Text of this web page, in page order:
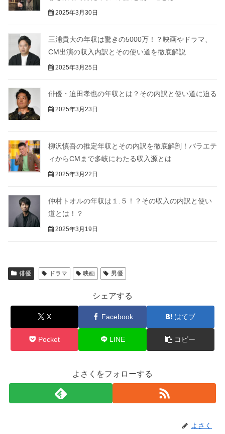
2025年3月30日
三浦貴大の年収は驚きの5000万！？映画やドラマ、
CM出演の収入内訳とその使い道を徹底解説
2025年3月25日
俳優・迫田孝也の年収とは？その内訳と使い道に迫る
2025年3月23日
柳沢慎吾の推定年収とその内訳を徹底解剖！バラエテ
ィからCMまで多岐にわたる収入源とは
2025年3月22日
仲村トオルの年収は１.５！？その収入の内訳と使い
道とは！？
2025年3月19日
俳優 ドラマ 映画 男優
シェアする
X Facebook はてブ
Pocket LINE コピー
よさくをフォローする
よさく